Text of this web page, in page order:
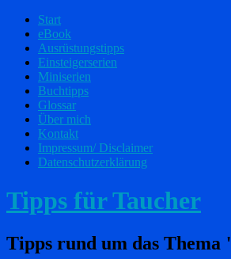
Start
eBook
Ausrüstungstipps
Einsteigerserien
Miniserien
Buchtipps
Glossar
Über mich
Kontakt
Impressum/ Disclaimer
Datenschutzerklärung
Tipps für Taucher
Tipps rund um das Thema